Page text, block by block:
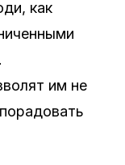
как
им не